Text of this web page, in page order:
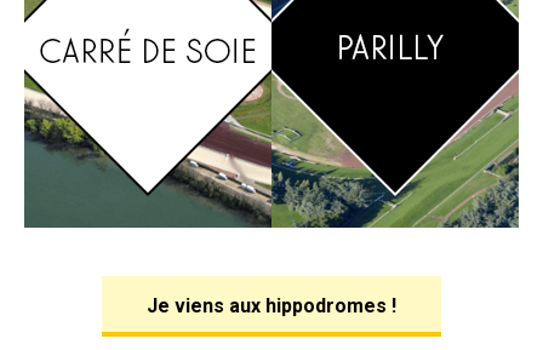
Je viens aux hippodromes !